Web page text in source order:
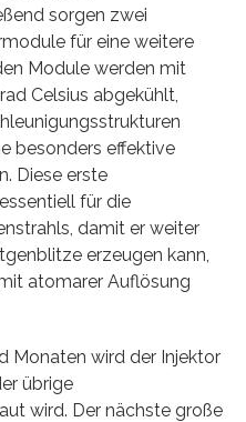
sorgen zwei
für eine weitere
Module werden mit
Celsius abgekühlt,
besonders effektive
Diese erste
für die
damit er weiter
erzeugen kann,
atomarer Auflösung
Monaten wird der Injektor
übrige
wird. Der nächste große